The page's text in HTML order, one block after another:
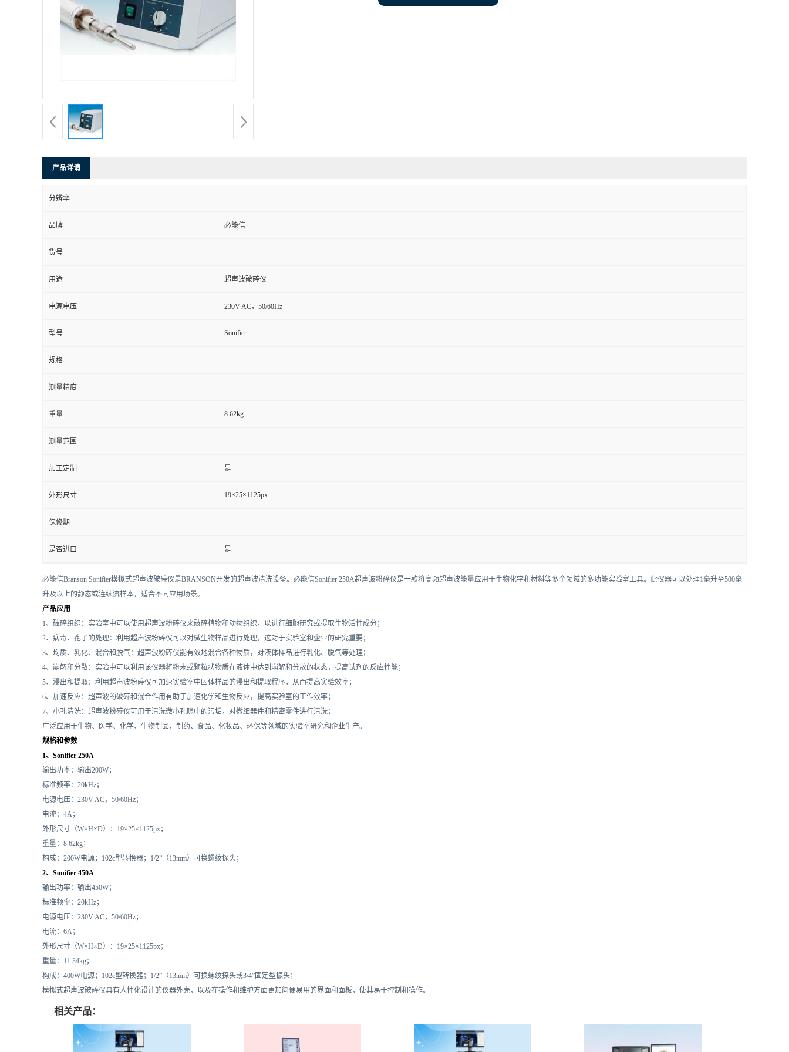
产品详请
分辨率
品牌 必能信
货号
用途 超声波破碎仪
电源电压 230V AC，50/60Hz
型号 Sonifier
规格
测量精度
重量 8.62kg
测量范围
加工定制 是
外形尺寸 19×25×1125px
保修期
是否进口 是
必能信Branson Sonifier模拟式超声波破碎仪是BRANSON开发的超声波清洗设备。必能信Sonifier 250A超声波粉碎仪是一款将高频超声波能量应用于生物化学和材料等多个领域的多功能实验室工具。此仪器可以处理1毫升至500毫
升及以上的静态或连续流样本，适合不同应用场景。
产品应用
1、破碎组织：实验室中可以使用超声波粉碎仪来破碎植物和动物组织，以进行细胞研究或提取生物活性成分；
2、病毒、孢子的处理：利用超声波粉碎仪可以对微生物样品进行处理，这对于实验室和企业的研究重要；
3、均质、乳化、混合和脱气：超声波粉碎仪能有效地混合各种物质，对液体样品进行乳化、脱气等处理；
4、崩解和分散：实验中可以利用该仪器将粉末或颗粒状物质在液体中达到崩解和分散的状态，提高试剂的反应性能；
5、浸出和提取：利用超声波粉碎仪可加速实验室中固体样品的浸出和提取程序，从而提高实验效率；
6、加速反应：超声波的破碎和混合作用有助于加速化学和生物反应，提高实验室的工作效率；
7、小孔清洗：超声波粉碎仪可用于清洗微小孔隙中的污垢，对微细器件和精密零件进行清洗；
广泛应用于生物、医学、化学、生物制品、制药、食品、化妆品、环保等领域的实验室研究和企业生产。
规格和参数
1、Sonifier 250A
输出功率：输出200W；
标准频率：20kHz；
电源电压：230V AC，50/60Hz；
电流：4A；
外形尺寸（W×H×D）：19×25×1125px；
重量：8.62kg；
构成：200W电源；102c型转换器；1/2”（13mm）可换螺纹探头；
2、Sonifier 450A
输出功率：输出450W；
标准频率：20kHz；
电源电压：230V AC，50/60Hz；
电流：6A；
外形尺寸（W×H×D）：19×25×1125px；
重量：11.34kg；
构成：400W电源；102c型转换器；1/2”（13mm）可换螺纹探头或3/4”固定型振头；
模拟式超声波破碎仪具有人性化设计的仪器外壳，以及在操作和维护方面更加简便易用的界面和面板，使其易于控制和操作。
相关产品：